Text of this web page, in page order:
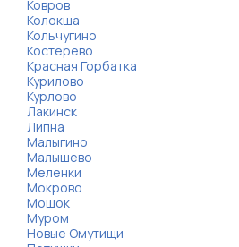
Ковров
Колокша
Кольчугино
Костерёво
Красная Горбатка
Курилово
Курлово
Лакинск
Липна
Малыгино
Малышево
Меленки
Мокрово
Мошок
Муром
Новые Омутищи